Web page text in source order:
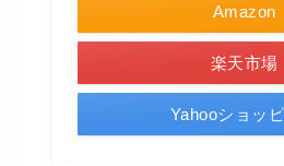
Amazon
楽天市場
Yahooショッ